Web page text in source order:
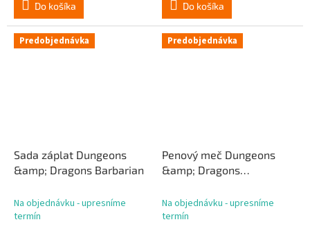
Do košíka Do košíka
Predobjednávka
Sada záplat Dungeons
&amp; Dragons Barbarian
Na objednávku - upresníme
termín
Predobjednávka
Penový meč Dungeons
&amp; Dragons
Na objednávku - upresníme
termín